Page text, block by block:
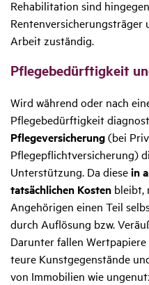
Rehabilitation sind
Arbeit zuständig.
Pfle­ge­be­dürf­tig­keit
Wird während oder nach
Pflegebedürftigkeit
Pflegeversicherung(bei
Pflegepflichtversicherung)
Unterstützung. Da diesein
tatsächlichen Kosten bleibt,
Angehörigen einen Teil
durch Auflösung bzw.
Darunter fallen
teure Kunstgegenstände
von Immobilien wie